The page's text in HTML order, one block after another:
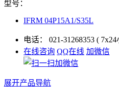
型号：
IFRM 04P15A1/S35L
电话： 021-31268353 (
在线咨询 QQ在线 加微信
展开产品导航